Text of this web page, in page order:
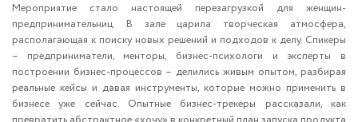
Мероприятие стало настоящей перезагрузкой для женщин-
предпринимательниц. В зале царила творческая атмосфера,
располагающая к поиску новых решений и подходов к делу. Спикеры
– предприниматели, менторы, бизнес-психологи и эксперты в
построении бизнес-процессов – делились живым опытом, разбирая
реальные кейсы и давая инструменты, которые можно применить в
бизнесе уже сейчас. Опытные бизнес-трекеры рассказали, как